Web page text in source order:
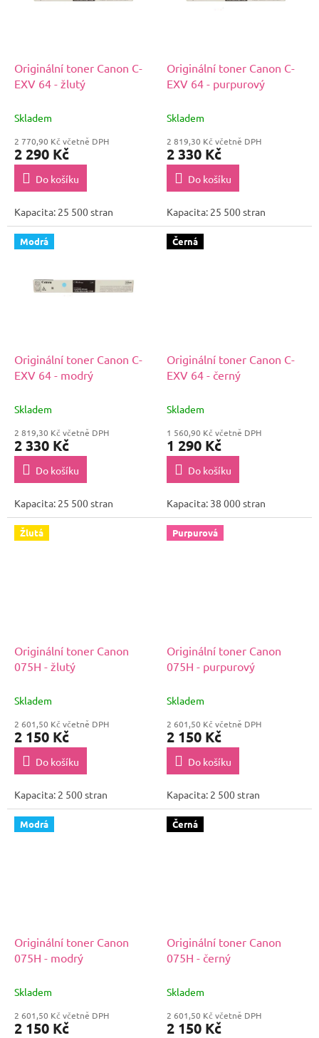
Originální toner Canon C-
EXV 64 - žlutý
Skladem
2 770,90 Kč včetně DPH
2 290 Kč
Do košíku
Kapacita: 25 500 stran
Originální toner Canon C-
EXV 64 - purpurový
Skladem
2 819,30 Kč včetně DPH
2 330 Kč
Do košíku
Kapacita: 25 500 stran
Modrá
Originální toner Canon C-
EXV 64 - modrý
Skladem
2 819,30 Kč včetně DPH
2 330 Kč
Do košíku
Kapacita: 25 500 stran
Černá
Originální toner Canon C-
EXV 64 - černý
Skladem
1 560,90 Kč včetně DPH
1 290 Kč
Do košíku
Kapacita: 38 000 stran
Žlutá
Originální toner Canon
075H - žlutý
Skladem
2 601,50 Kč včetně DPH
2 150 Kč
Do košíku
Kapacita: 2 500 stran
Purpurová
Originální toner Canon
075H - purpurový
Skladem
2 601,50 Kč včetně DPH
2 150 Kč
Do košíku
Kapacita: 2 500 stran
Modrá
Originální toner Canon
075H - modrý
Skladem
2 601,50 Kč včetně DPH
2 150 Kč
Černá
Originální toner Canon
075H - černý
Skladem
2 601,50 Kč včetně DPH
2 150 Kč